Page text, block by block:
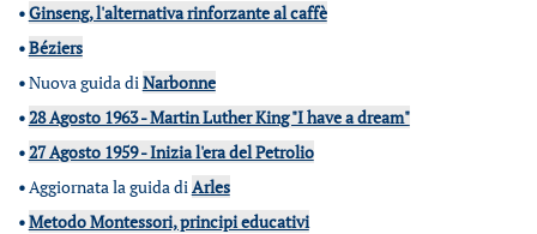
•Ginseng, l'alternativa rinforzante al caffè
•Béziers
•Nuova guida diNarbonne
•28 Agosto 1963 - Martin Luther King "I have a dream"
•27 Agosto 1959 - Inizia l'era del Petrolio
•Aggiornata la guida diArles
•Metodo Montessori, principi educativi